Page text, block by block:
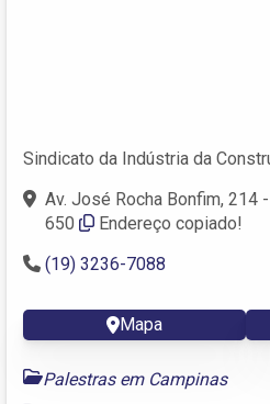
Sindicato da Indústria da
Av. José Rocha Bonfim, 214
650
Endereço copiado!
(19) 3236-7088
Mapa
Palestras em Campinas